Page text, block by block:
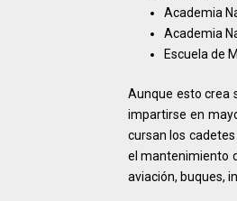
Academia
Academia
Escuela de
Aunque esto crea
impartirse en
cursan los
el mantenimiento
aviación, buques,